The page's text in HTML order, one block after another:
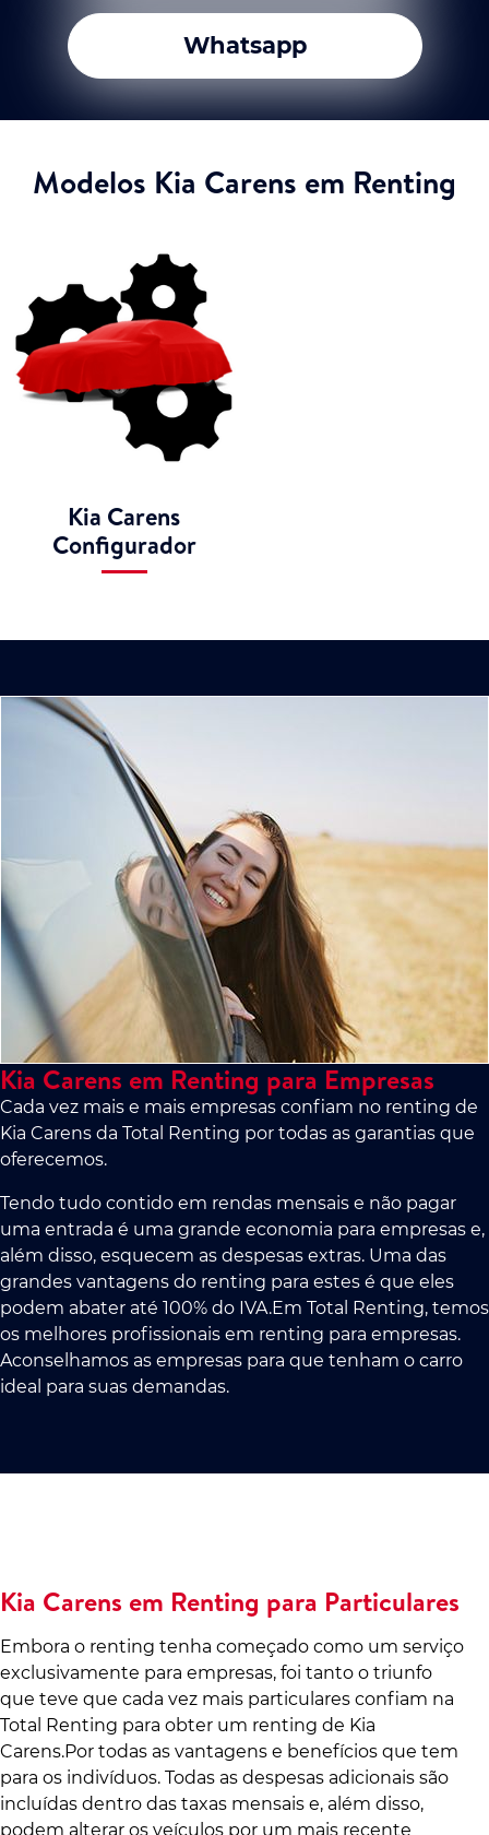
Whatsapp
Modelos Kia Carens em Renting
Kia Carens
Configurador
Kia Carens em Renting para Empresas
Cada vez mais e mais empresas confiam no renting de
Kia Carens da Total Renting por todas as garantias que
oferecemos.
Tendo tudo contido em rendas mensais e não pagar
uma entrada é uma grande economia para empresas e,
além disso, esquecem as despesas extras. Uma das
grandes vantagens do renting para estes é que eles
podem abater até 100% do IVA.Em Total Renting, temos
os melhores profissionais em renting para empresas.
Aconselhamos as empresas para que tenham o carro
ideal para suas demandas.
Kia Carens em Renting para Particulares
Embora o renting tenha começado como um serviço
exclusivamente para empresas, foi tanto o triunfo
que teve que cada vez mais particulares confiam na
Total Renting para obter um renting de Kia
Carens.Por todas as vantagens e benefícios que tem
para os indivíduos. Todas as despesas adicionais são
incluídas dentro das taxas mensais e, além disso,
podem alterar os veículos por um mais recente